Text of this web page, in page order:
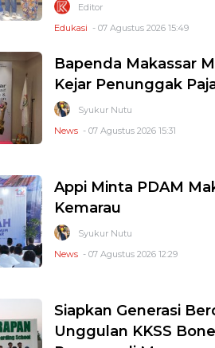
Editor
Edukasi - 07 Agustus 2026 15:49
Bapenda Makassar
Kejar Penunggak
Syukur Nutu
News - 07 Agustus 2026 15:31
Appi Minta PDAM
Kemarau
Syukur Nutu
News - 07 Agustus 2026 12:29
Siapkan Generasi
Unggulan KKSS